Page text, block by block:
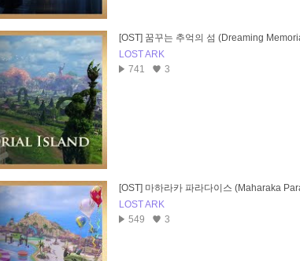
[OST] 꿈꾸는 추억의 섬 (Dreaming
LOST ARK
741
3
[OST] 마하라카 파라다이스 (Maharaka
LOST ARK
549
3